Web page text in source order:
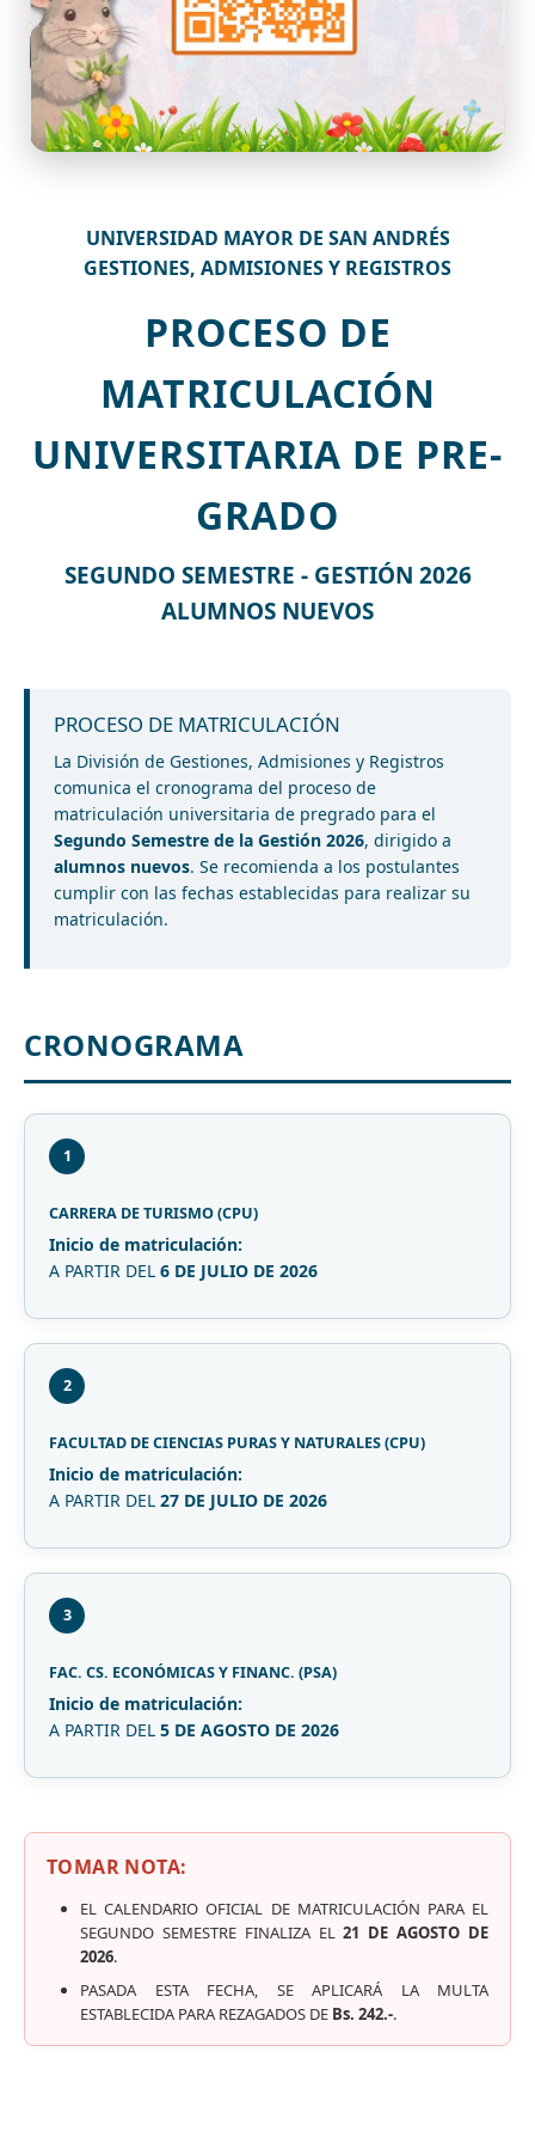
UNIVERSIDAD MAYOR DE SAN ANDRÉS
GESTIONES, ADMISIONES Y REGISTROS
PROCESO DE
MATRICULACIÓN
UNIVERSITARIA DE PRE-
GRADO
SEGUNDO SEMESTRE - GESTIÓN 2026
ALUMNOS NUEVOS
PROCESO DE MATRICULACIÓN
La División de Gestiones, Admisiones y Registros
comunica el cronograma del proceso de
matriculación universitaria de pregrado para el
Segundo Semestre de la Gestión 2026, dirigido a
alumnos nuevos. Se recomienda a los postulantes
cumplir con las fechas establecidas para realizar su
matriculación.
CRONOGRAMA
1
CARRERA DE TURISMO (CPU)
Inicio de matriculación:
A PARTIR DEL 6 DE JULIO DE 2026
2
FACULTAD DE CIENCIAS PURAS Y NATURALES (CPU)
Inicio de matriculación:
A PARTIR DEL 27 DE JULIO DE 2026
3
FAC. CS. ECONÓMICAS Y FINANC. (PSA)
Inicio de matriculación:
A PARTIR DEL 5 DE AGOSTO DE 2026
TOMAR NOTA:
EL CALENDARIO OFICIAL DE MATRICULACIÓN PARA EL
SEGUNDO SEMESTRE FINALIZA EL21 DE AGOSTO DE
2026.
PASADA ESTA FECHA, SE APLICARÁ LA MULTA
ESTABLECIDA PARA REZAGADOS DE Bs. 242.-.